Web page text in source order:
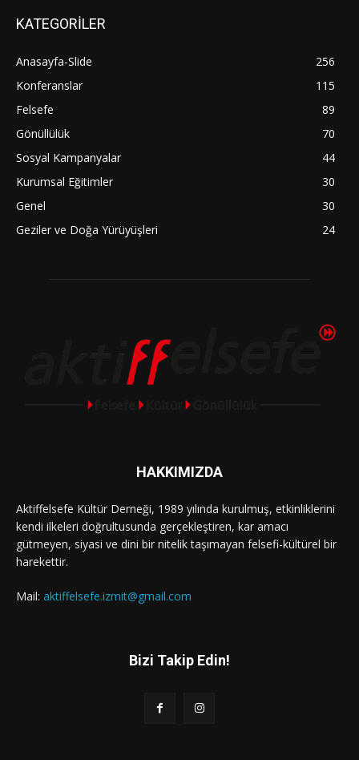
KATEGORİLER
Anasayfa-Slide
256
Konferanslar
115
Felsefe
89
Gönüllülük
70
Sosyal Kampanyalar
44
Kurumsal Eğitimler
30
Genel
30
Geziler ve Doğa Yürüyüşleri
24
HAKKIMIZDA
Aktiffelsefe Kültür Derneği, 1989 yılında kurulmuş, etkinliklerini
kendi ilkeleri doğrultusunda gerçekleştiren, kar amacı
gütmeyen, siyasi ve dini bir nitelik taşımayan felsefi-kültürel bir
harekettir.
Mail: aktiffelsefe.izmit@gmail.com
Bizi Takip Edin!